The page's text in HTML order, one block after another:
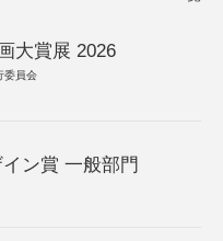
大賞展 2026
委員会
ン賞 一般部門